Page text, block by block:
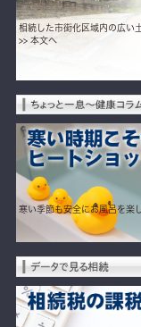
相続した市街化区域内の広い
>> 本文へ
寒い季節も安全にお風呂を楽